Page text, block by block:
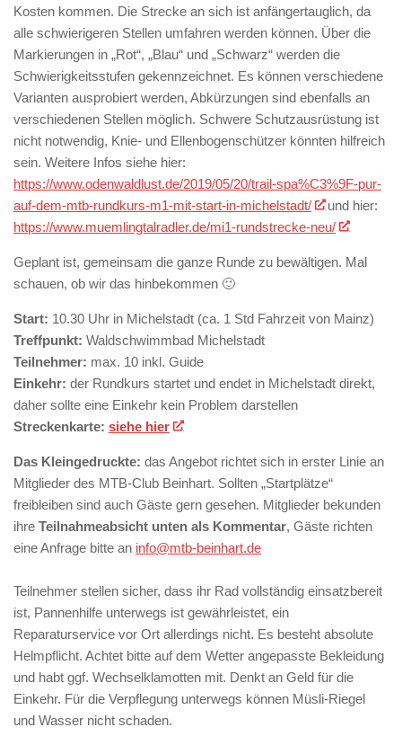
Kosten kommen. Die Strecke an sich ist anfängertauglich, da
alle schwierigeren Stellen umfahren werden können. Über die
Markierungen in „Rot“, „Blau“ und „Schwarz“ werden die
Schwierigkeitsstufen gekennzeichnet. Es können verschiedene
Varianten ausprobiert werden, Abkürzungen sind ebenfalls an
verschiedenen Stellen möglich. Schwere Schutzausrüstung ist
nicht notwendig, Knie- und Ellenbogenschützer könnten hilfreich
sein. Weitere Infos siehe hier:
https://www.odenwaldlust.de/2019/05/20/trail-spa%C3%9F-pur-
auf-dem-mtb-rundkurs-m1-mit-start-in-michelstadt/
und hier:
https://www.muemlingtalradler.de/mi1-rundstrecke-neu/
Geplant ist, gemeinsam die ganze Runde zu bewältigen. Mal
schauen, ob wir das hinbekommen 🙂
Start: 10.30 Uhr in Michelstadt (ca. 1 Std Fahrzeit von Mainz)
Treffpunkt: Waldschwimmbad Michelstadt
Teilnehmer: max. 10 inkl. Guide
Einkehr: der Rundkurs startet und endet in Michelstadt direkt,
daher sollte eine Einkehr kein Problem darstellen
Streckenkarte: siehe hier
Das Kleingedruckte: das Angebot richtet sich in erster Linie an
Mitglieder des MTB-Club Beinhart. Sollten „Startplätze“
freibleiben sind auch Gäste gern gesehen. Mitglieder bekunden
ihre Teilnahmeabsicht unten als Kommentar, Gäste richten
eine Anfrage bitte an info@mtb-beinhart.de
Teilnehmer stellen sicher, dass ihr Rad vollständig einsatzbereit
ist, Pannenhilfe unterwegs ist gewährleistet, ein
Reparaturservice vor Ort allerdings nicht. Es besteht absolute
Helmpflicht. Achtet bitte auf dem Wetter angepasste Bekleidung
und habt ggf. Wechselklamotten mit. Denkt an Geld für die
Einkehr. Für die Verpflegung unterwegs können Müsli-Riegel
und Wasser nicht schaden.